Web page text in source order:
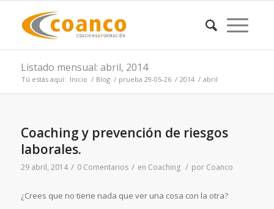
Listado mensual: abril, 2014
Tú estás aquí: Inicio / Blog / prueba 29-05-26 / 2014 / abril
Coaching y prevención de riesgos
laborales.
29 abril, 2014 / 0 Comentarios / en Coaching / por Coanco
¿Crees que no tiene nada que ver una cosa con la otra?